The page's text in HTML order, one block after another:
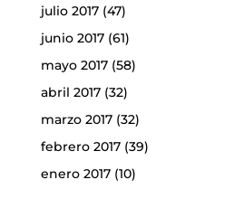
julio 2017(47)
junio 2017(61)
mayo 2017(58)
abril 2017(32)
marzo 2017(32)
febrero 2017(39)
enero 2017(10)